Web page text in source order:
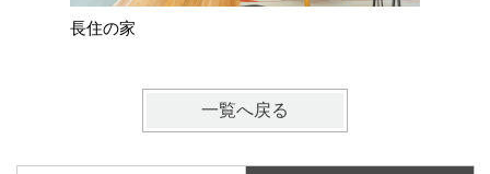
長住の家
一覧へ戻る